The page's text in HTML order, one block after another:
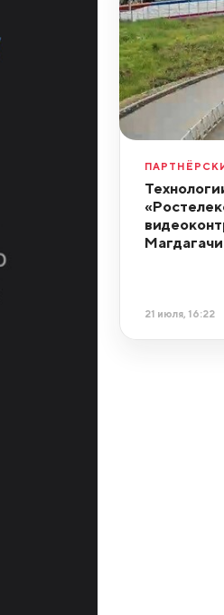
21 июля, 16:22